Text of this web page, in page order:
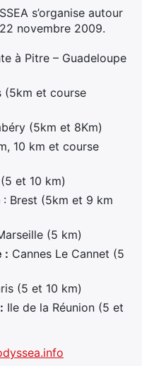
s’organise autour
novembre 2009.
à Pitre – Guadeloupe
(5km et course
(5km et 8Km)
10 km et course
et 10 km)
: Brest (5km et 9 km
(5 km)
: Cannes Le Cannet (5
(5 et 10 km)
Ile de la Réunion (5 et